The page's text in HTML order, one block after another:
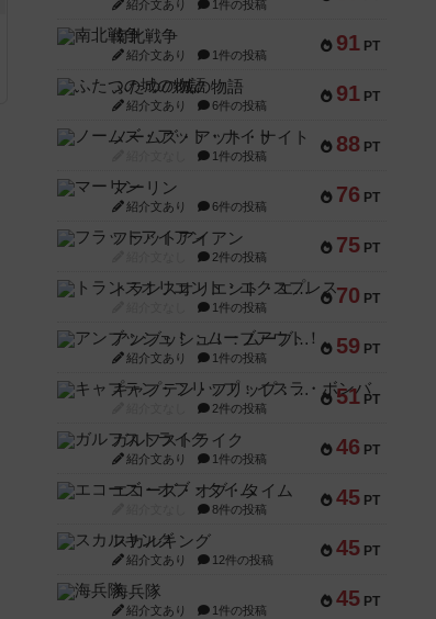
紹介文あり 1件の投稿
91 PT
南北戦争
紹介文あり 1件の投稿
91 PT
ふたつの城の物語
紹介文あり 6件の投稿
88 PT
ノームズ・アット・ナイト
1件の投稿
76 PT
マーリン
紹介文あり 6件の投稿
75 PT
フラットアイアン
2件の投稿
70 PT
トランスオリエント・エクスプレス
1件の投稿
59 PT
アンブッシュ！：ムーブアウト！
紹介文あり 1件の投稿
51 PT
キャプテン・フリップ：イスラ・ボンバ
2件の投稿
46 PT
ガルフストライク
紹介文あり 1件の投稿
45 PT
エコーズ・オブ・タイム
8件の投稿
45 PT
スカルキング
紹介文あり 12件の投稿
45 PT
海兵隊
紹介文あり 1件の投稿